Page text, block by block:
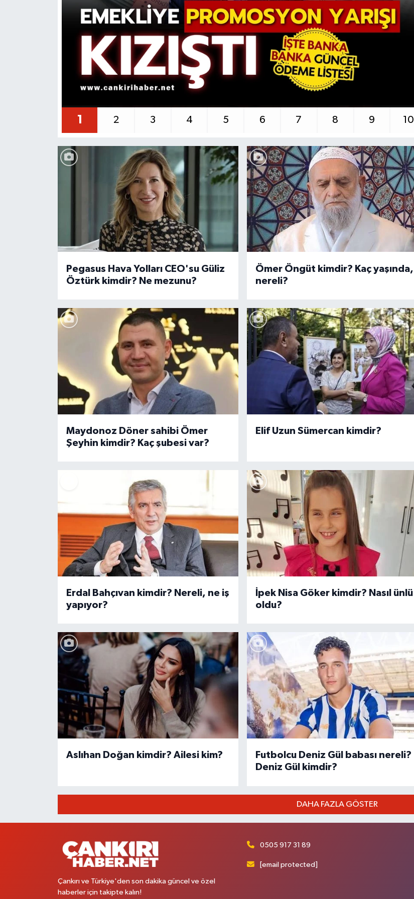
1 2 3 4 5 6 7 8 9 10
Pegasus Hava Yolları CEO'su Güliz
Öztürk kimdir? Ne mezunu?
Ömer Öngüt kimdir? Kaç yaşında,
nereli?
Maydonoz Döner sahibi Ömer
Şeyhin kimdir? Kaç şubesi var?
Elif Uzun Sümercan kimdir?
Erdal Bahçıvan kimdir? Nereli, ne iş
yapıyor?
İpek Nisa Göker kimdir? Nasıl ünlü
oldu?
Aslıhan Doğan kimdir? Ailesi kim?
Futbolcu Deniz Gül babası nereli?
Deniz Gül kimdir?
DAHA FAZLA GÖSTER
Çankırı ve Türkiye'den son dakika güncel ve özel
haberler için takipte kalın!
0505 917 31 89
[email protected]
KÜLTÜR SANAT
TEKNOLOJİ